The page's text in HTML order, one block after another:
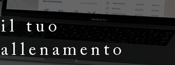
il tuo
allenamento